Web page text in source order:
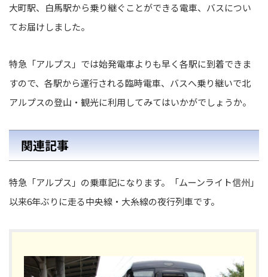
大町駅、白馬駅から乗り継ぐことができる電車、バスについ
てお届けしました。
特急「アルプス」では始発電車よりも早く各駅に到着できま
すので、各駅から運行される臨時電車、バスへ乗り継いで北
アルプスの登山・観光に利用してみてはいかがでしょうか。
関連記事
特急「アルプス」の乗車記になります。「ムーンライト信州」
以来6年ぶりに走る中央線・大糸線の夜行列車です。